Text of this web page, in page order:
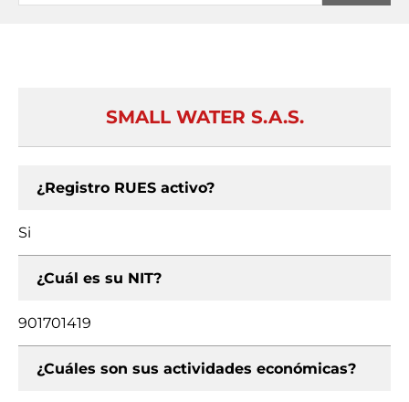
SMALL WATER S.A.S.
¿Registro RUES activo?
Si
¿Cuál es su NIT?
901701419
¿Cuáles son sus actividades económicas?